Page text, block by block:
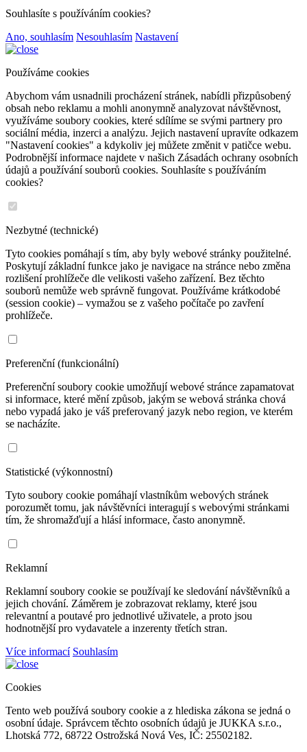
Souhlasíte s používáním cookies?
Ano, souhlasím Nesouhlasím Nastavení
Používáme cookies
Abychom vám usnadnili procházení stránek, nabídli přizpůsobený
obsah nebo reklamu a mohli anonymně analyzovat návštěvnost,
využíváme soubory cookies, které sdílíme se svými partnery pro
sociální média, inzerci a analýzu. Jejich nastavení upravíte odkazem
"Nastavení cookies" a kdykoliv jej můžete změnit v patičce webu.
Podrobnější informace najdete v našich Zásadách ochrany osobních
údajů a používání souborů cookies. Souhlasíte s používáním
cookies?
Nezbytné (technické)
Tyto cookies pomáhají s tím, aby byly webové stránky použitelné.
Poskytují základní funkce jako je navigace na stránce nebo změna
rozlišení prohlížeče dle velikosti vašeho zařízení. Bez těchto
souborů nemůže web správně fungovat. Používáme krátkodobé
(session cookie) – vymažou se z vašeho počítače po zavření
prohlížeče.
Preferenční (funkcionální)
Preferenční soubory cookie umožňují webové stránce zapamatovat
si informace, které mění způsob, jakým se webová stránka chová
nebo vypadá jako je váš preferovaný jazyk nebo region, ve kterém
se nacházíte.
Statistické (výkonnostní)
Tyto soubory cookie pomáhají vlastníkům webových stránek
porozumět tomu, jak návštěvníci interagují s webovými stránkami
tím, že shromažďují a hlásí informace, často anonymně.
Reklamní
Reklamní soubory cookie se používají ke sledování návštěvníků a
jejich chování. Záměrem je zobrazovat reklamy, které jsou
relevantní a poutavé pro jednotlivé uživatele, a proto jsou
hodnotnější pro vydavatele a inzerenty třetích stran.
Více informací Souhlasím
Cookies
Tento web používá soubory cookie a z hlediska zákona se jedná o
osobní údaje. Správcem těchto osobních údajů je JUKKA s.r.o.,
Lhotská 772, 68722 Ostrožská Nová Ves, IČ: 25502182.